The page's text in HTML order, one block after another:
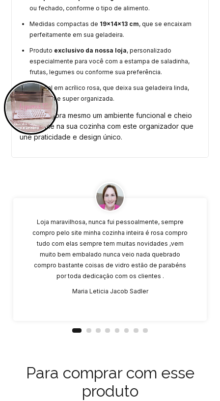
ou fechado, conforme o tipo de alimento.
Medidas compactas de 19x14x13 cm, que se encaixam
perfeitamente em sua geladeira.
Produto exclusivo da nossa loja, personalizado
especialmente para você com a estampa de saladinha,
frutas, legumes ou conforme sua preferência.
Material em acrílico rosa, que deixa sua geladeira linda,
moderna e super organizada.
Garanta agora mesmo um ambiente funcional e cheio
de charme na sua cozinha com este organizador que
une praticidade e design único.
Loja maravilhosa, nunca fui pessoalmente, sempre
compro pelo site minha cozinha inteira é rosa compro
tudo com elas sempre tem muitas novidades ,vem
muito bem embalado nunca veio nada quebrado
compro bastante coisas de vidro estão de parabéns
por toda dedicação com os clientes .
Maria Leticia Jacob Sadler
Para comprar com esse
produto